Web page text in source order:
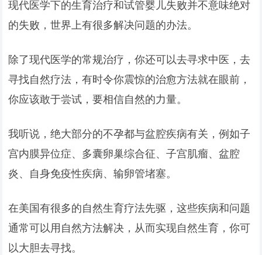
现代医学下的生育治疗和试管婴儿失败并不意味绝对
的失败，世界上有很多解决问题的办法。
除了现代医学的常规治疗，你还可以去寻求中医，去
寻找自然疗法，有时令你震惊的治愈方法就在眼前，
你应该敢于尝试，要相信自然的力量。
我听说，绝大部分的不孕都与盆腔疾病有关，例如子
宫内膜异位症、多囊卵巢综合征、子宫肌瘤、盆腔
炎、自身免疫性疾病、输卵管堵塞。
在美国有很多的自然生育疗法先驱，这些疾病和问题
通常可以用自然方法解决，从而实现自然生育，你可
以大胆去寻找。